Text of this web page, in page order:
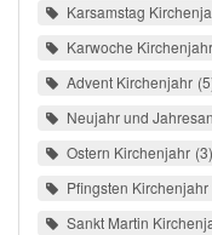
Karsamstag
Karwoche Kirchenjahr
Advent Kirchenjahr 5
Neujahr und
Ostern Kirchenjahr 3
Pfingsten Kirchenjahr
Sankt Martin